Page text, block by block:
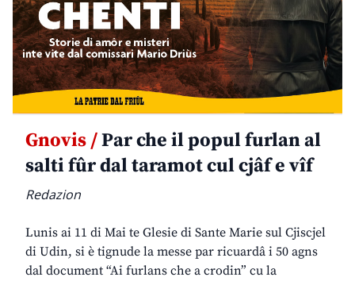
Gnovis /Par che il popul furlan al
salti fûr dal taramot cul cjâf e vîf
Redazion
Lunis ai 11 di Mai te Glesie di Sante Marie sul Cjiscjel
di Udin, si è tignude la messe par ricuardâ i 50 agns
dal document “Ai furlans che a crodin” cu la